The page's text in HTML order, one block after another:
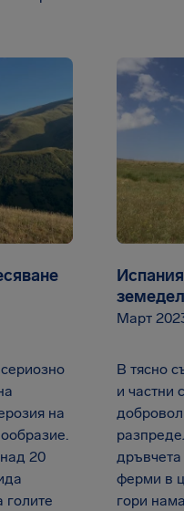
на
20
голите
Март
В тясно
и частни
ферми в
гори